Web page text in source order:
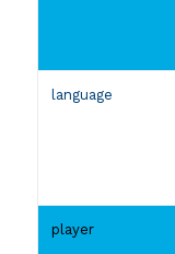
language
player